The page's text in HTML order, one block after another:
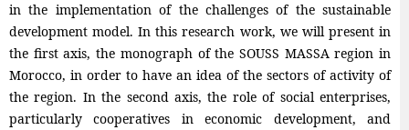
in the implementation of the challenges of the sustainable
development model. In this research work, we will present in
the first axis, the monograph of the SOUSS MASSA region in
Morocco, in order to have an idea of the sectors of activity of
the region. In the second axis, the role of social enterprises,
particularly cooperatives in economic development, and